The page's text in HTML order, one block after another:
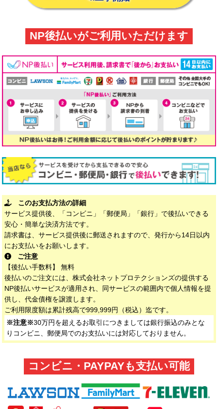
NP後払いがご利用いただけます
このお支払方法の詳細
サービス提供後、「コンビニ」「郵便局」「銀行」で後払いできる
安心・簡単な決済方法です。
請求書は、サービス提供後に郵送されますので、発行から14日以内
にお支払いをお願いします。
ご注意
【後払い手数料】 無料
後払いのご注文には、株式会社ネットプロテクションズの提供する
NP後払いサービスが適用され、同サービスの範囲内で個人情報を提
供し、代金債権を譲渡します。
ご利用限度額は累計残高で999,999円（税込）迄です。
※注意※30万円を超えるお取引につきましては銀行振込のみとな
りコンビニ、郵便局でのお支払いには対応しておりません。
コンビニ・PAYPAYも支払い可能